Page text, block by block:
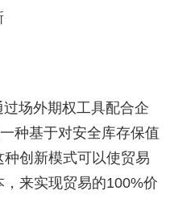
场外期权工具配合企
种基于对安全库存保值
创新模式可以使贸易
来实现贸易的100%价